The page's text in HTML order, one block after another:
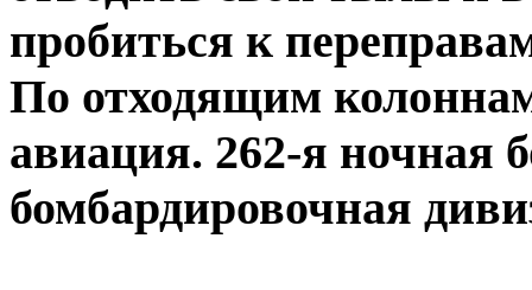
пробиться к
По отходящим
авиация. 262-я ночная
бомбардировочная